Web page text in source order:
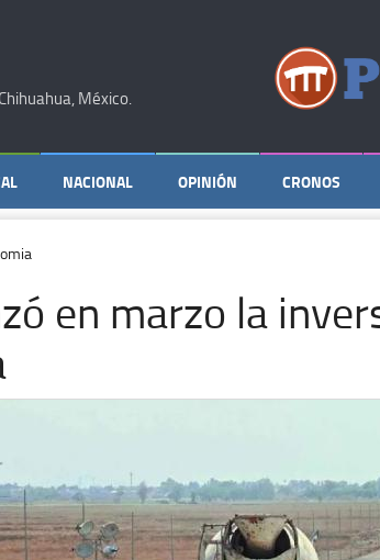
México.
NACIONAL OPINIÓN CRONOS
en marzo la